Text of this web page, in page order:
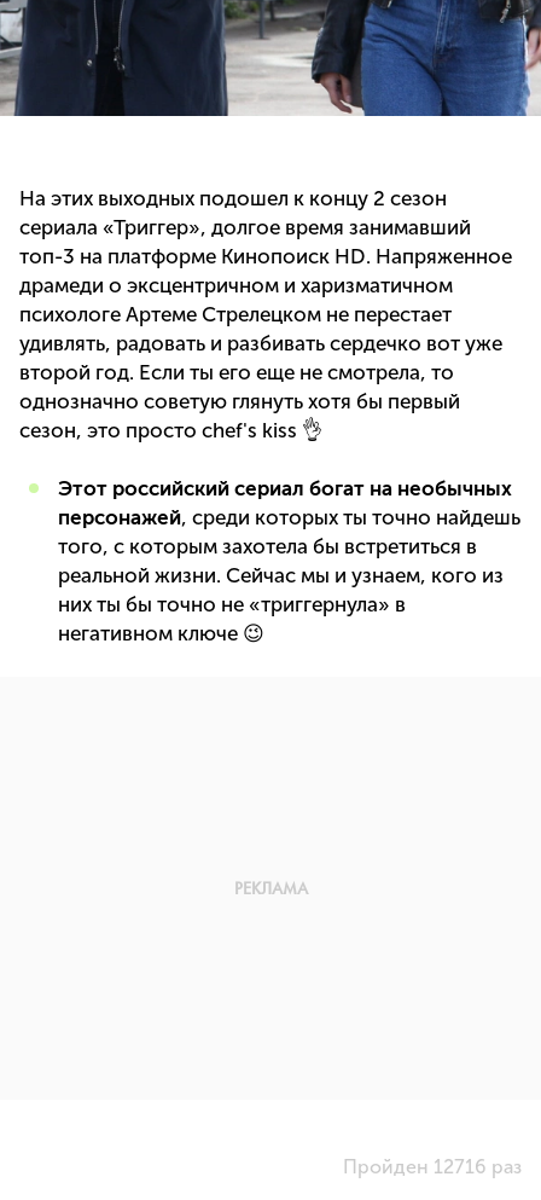
На этих выходных подошел к концу 2 сезон
сериала «Триггер», долгое время занимавший
топ-3 на платформе Кинопоиск HD. Напряженное
драмеди о эксцентричном и харизматичном
психологе Артеме Стрелецком не перестает
удивлять, радовать и разбивать сердечко вот уже
второй год. Если ты его еще не смотрела, то
однозначно советую глянуть хотя бы первый
сезон, это просто chef's kiss 👌
Этот российский сериал богат на необычных
персонажей, среди которых ты точно найдешь
того, с которым захотела бы встретиться в
реальной жизни. Сейчас мы и узнаем, кого из
них ты бы точно не «триггернула» в
негативном ключе 😉
Пройден 12716 раз